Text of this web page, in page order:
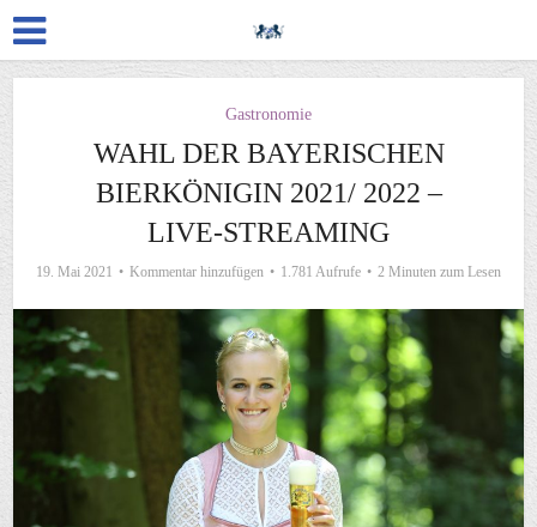
Gastronomie
WAHL DER BAYERISCHEN
BIERKÖNIGIN 2021/ 2022 –
LIVE-STREAMING
19. Mai 2021 Kommentar hinzufügen 1.781 Aufrufe 2 Minuten zum Lesen